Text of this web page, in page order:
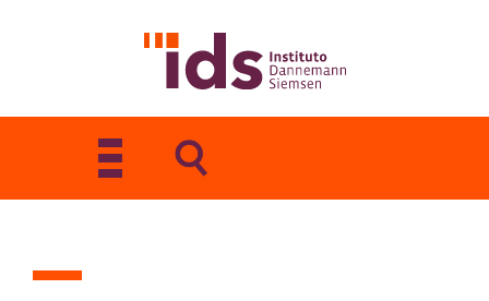
Toggle
navigation